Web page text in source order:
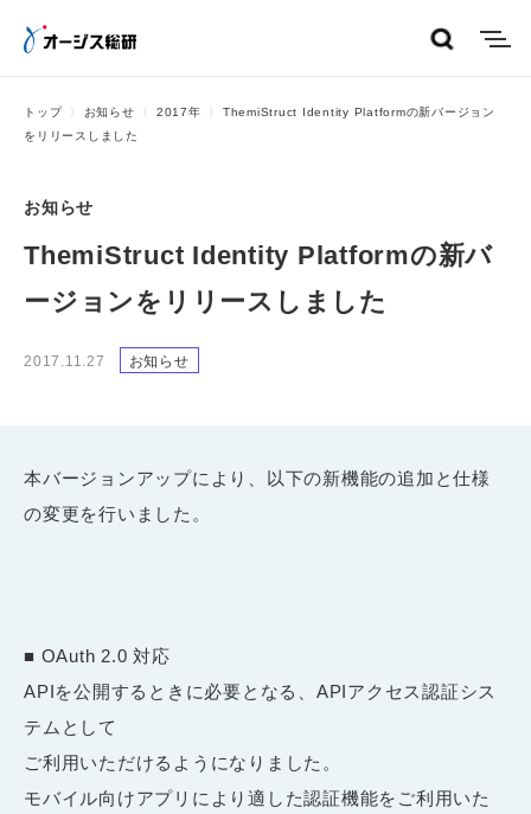
トップ お知らせ 2017年
ThemiStruct Identity Platformの新バージョン
をリリースしました
お知らせ
ThemiStruct Identity Platformの新バ
ージョンをリリースしました
2017.11.27 お知らせ
本バージョンアップにより、以下の新機能の追加と仕様
の変更を行いました。
■ OAuth 2.0 対応
APIを公開するときに必要となる、APIアクセス認証シス
テムとして
ご利用いただけるようになりました。
モバイル向けアプリにより適した認証機能をご利用いた